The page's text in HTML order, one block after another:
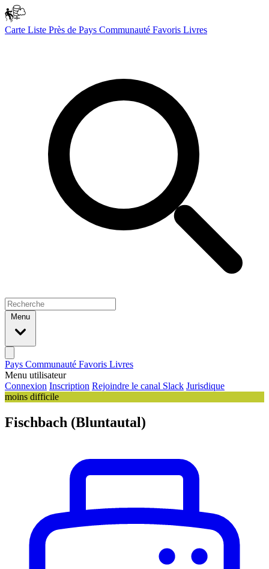
Carte Liste Près de Pays Communauté Favoris Livres
Menu
Pays Communauté Favoris Livres
Menu utilisateur
Connexion Inscription Rejoindre le canal Slack Jurisdique
moins difficile
Fischbach (Bluntautal)